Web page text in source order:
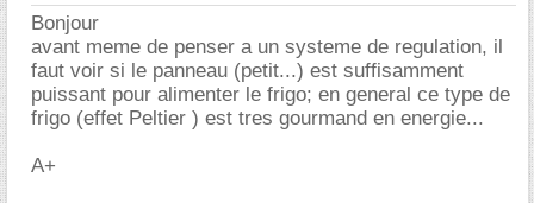
Bonjour
avant meme de penser a un systeme de regulation, il
faut voir si le panneau (petit...) est suffisamment
puissant pour alimenter le frigo; en general ce type de
frigo (effet Peltier ) est tres gourmand en energie...
A+